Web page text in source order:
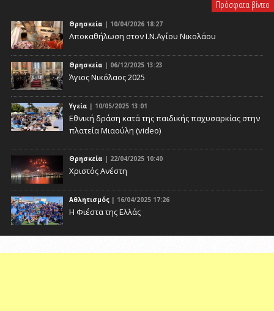
Πρόσφατα βίντεο
Θρησκεία | 10/04/2026 18:27
Αποκαθήλωση στον Ι.Ν.Αγίου Νικολάου
Θρησκεία | 06/12/2025 13:23
Άγιος Νικόλαος 2025
Υγεία | 10/05/2025 13:01
Eθνική δράση κατά της παιδικής παχυσαρκίας στην
πλατεία Μιαούλη (video)
Θρησκεία | 22/04/2025 10:40
Χριστός Ανέστη
Αθλητισμός | 16/04/2025 17:26
Η Φιέστα της Ελλάς